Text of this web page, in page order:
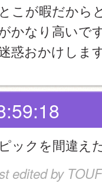
こが暇だから
かなり高いで
惑おかけしま
ックを間違え
edited by